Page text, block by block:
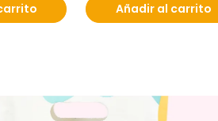
Añadir al carrito